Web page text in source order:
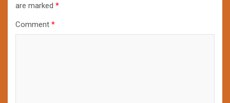
are marked *
Comment *